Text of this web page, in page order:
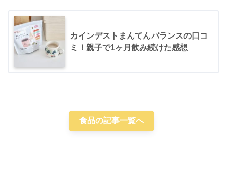
カインデストまんてんバランスの口コ
ミ！親子で1ヶ月飲み続けた感想
食品の記事一覧へ